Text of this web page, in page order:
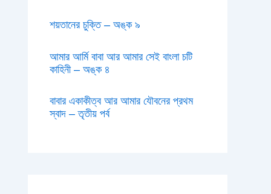
শয়তানের চুক্তি – অঙ্ক ৯
আমার আর্মি বাবা আর আমার সেই বাংলা চটি
কাহিনী – অঙ্ক ৪
বাবার একাকীত্ব আর আমার যৌবনের প্রথম
স্বাদ – তৃতীয় পর্ব